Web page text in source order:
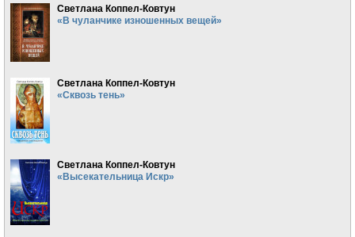
Светлана Коппел-Ковтун
«В чуланчике изношенных вещей»
Светлана Коппел-Ковтун
«Сквозь тень»
Светлана Коппел-Ковтун
«Высекательница Искр»